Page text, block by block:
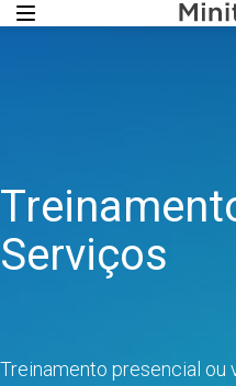
Serviços
Treinamento presencial ou